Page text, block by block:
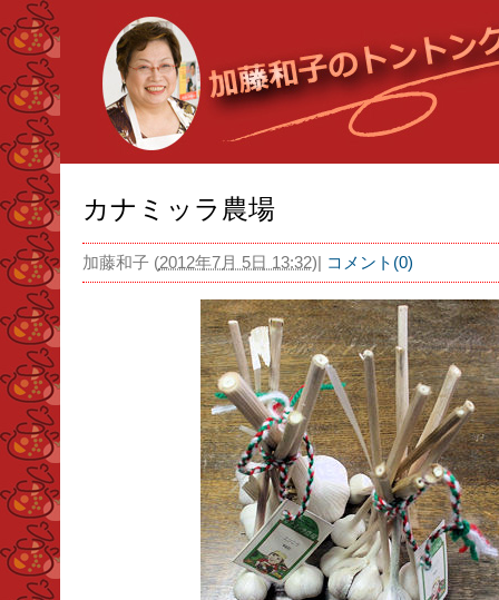
カナミッラ農場
加藤和子(2012年7月 5日 13:32)| コメント(0)